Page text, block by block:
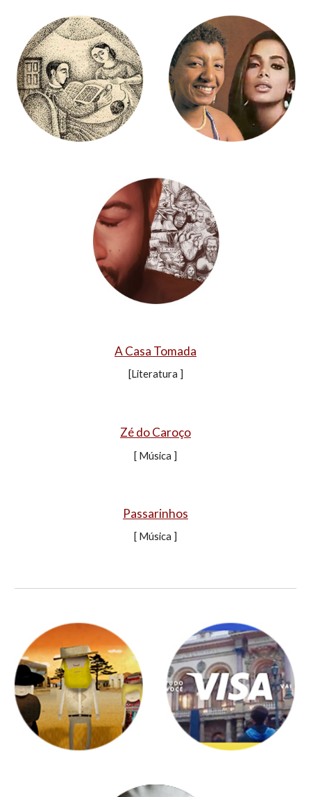
A Casa Tomada
[Literatura ]
Zé do Caroço
[ Música ]
Passarinhos
[ Música ]